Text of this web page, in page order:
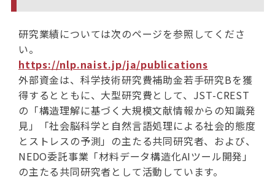
研究業績については次のページを参照してくださ
い。
https://nlp.naist.jp/ja/publications
外部資金は、科学技術研究費補助金若手研究Bを獲
得するとともに、大型研究費として、JST-CREST
の「構造理解に基づく大規模文献情報からの知識発
見」「社会脳科学と自然言語処理による社会的態度
とストレスの予測」の主たる共同研究者、および、
NEDO委託事業「材料データ構造化AIツール開発」
の主たる共同研究者として活動しています。